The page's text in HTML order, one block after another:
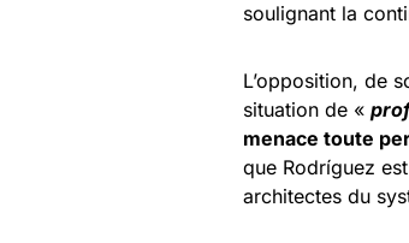
soulignant la
L’opposition, de
situation de «
menace toute
que Rodríguez
architectes du